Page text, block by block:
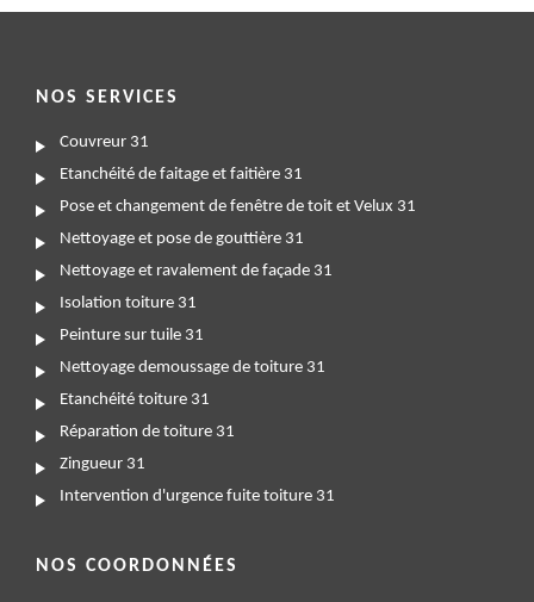
NOS SERVICES
Couvreur 31
Etanchéité de faitage et faitière 31
Pose et changement de fenêtre de toit et Velux 31
Nettoyage et pose de gouttière 31
Nettoyage et ravalement de façade 31
Isolation toiture 31
Peinture sur tuile 31
Nettoyage demoussage de toiture 31
Etanchéité toiture 31
Réparation de toiture 31
Zingueur 31
Intervention d'urgence fuite toiture 31
NOS COORDONNÉES